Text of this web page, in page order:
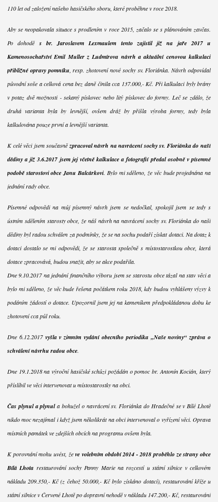
110 let od založení našeho hasičského sboru, které proběhne v roce 2018.
Aby se neopakovala situace s prodlením v roce 2015, začalo se s plánováním zavčas.
Po dohodě s br. Jaroslavem Lexmaulem tento zajistil již na jaře 2017 u
Kamenosochařství Emil Muller z Ludmírova návrh a aktuální cenovou kalkulaci
přibližné opravy pomníku , resp. zhotovení nové sochy sv. Floriánka. Návrh odpovídal
původní soše a celková cena bez daně činila cca 137.000,- Kč. Při kalkulaci byly brány
v potaz dvě možnosti - sekaný pískovec nebo litý pískovec do formy. Leč se zdálo, že
druhá varianta byla by levnější, ovšem dráž by přišla výroba formy, tedy byla
kalkulována pouze první a levnější varianta.
K celé věci jsem současnězpracoval návrh na navrácení sochy sv. Floriánka do naší
dědiny a již 3.6.2017 jsem jej včetně kalkulace a fotografií předal osobně v písemné
podobě starostovi obce Janu Balcárkovi. Bylo mi sděleno, že věc bude projednána na
jednání rady obce.
Písemné odpovědi na můj písemný návrh jsem se nedočkal, spokojil jsem se tedy s
ústním sdělením starosty obce, že náš návrh na navrácení sochy sv. Floriánka do naší
dědiny byl radou schválen za podmínky, že se na sochu podaří získat dotaci. Na dotaz k
dotaci dostalo se mi odpovědi, že se starosta společně s místostarostkou obce, která
dotace zpracovává, budou snažit, aby se akce podařila.
Dne 9.10.2017 na jednání finančního výboru jsem se starostu obce tázal na stav věci a
bylo mi sděleno, že věc bude řešena počátkem roku 2018, kdy budou vyhlášeny výzvy k
podáním žádostí o dotace. Upozornil jsem jej na kameníkem předpokládanou dobu ke
zhotovení cca půl roku.
Dne 6.12.2017 vyšla v zimním vydání obecního periodika „Naše noviny“ zpráva o
schválení návrhu radou obce.
Dne 19.1.2018 na výroční hasičské schůzi požádán o pomoc br. Antonín Kocián, který
příslíbil ve věci intervenovat u místostarostky na obci.
Čas plynul a plynula bohužel o navrácení sv. Floriánka do Hradečné se v Bílé Lhotě
nikdo moc nezajímal i když jsem několikrát na obci intervenoval o vyřízení věci. Oprava
místních památek ve zdejších obcích na programu ovšem byla.
K porovnání mohu uvést, ževe volebním období 2014 - 2018 proběhlo ze strany obce
Bílá Lhota restaurování sochy Panny Marie na rozcestí u státní silnice v celkovém
nákladu 209.350,- Kč (z čehož 50.000,- Kč bylo získáno dotací), restaurování kříže u
státní silnice v Červené Lhotě po dopravní nehodě v nákladu 147.200,- Kč, restaurování